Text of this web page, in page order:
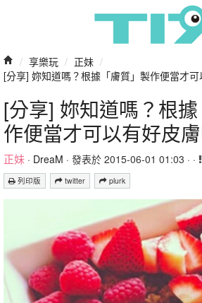
/ 享樂玩 / 正妹 /
[分享] 妳知道嗎？根據「膚質」製作便當才可
[分享] 妳知道嗎？根
作便當才可以有好皮膚
正妹 · DreaM · 發表於 2015-06-01 01:03 · ·
列印版 twitter plurk